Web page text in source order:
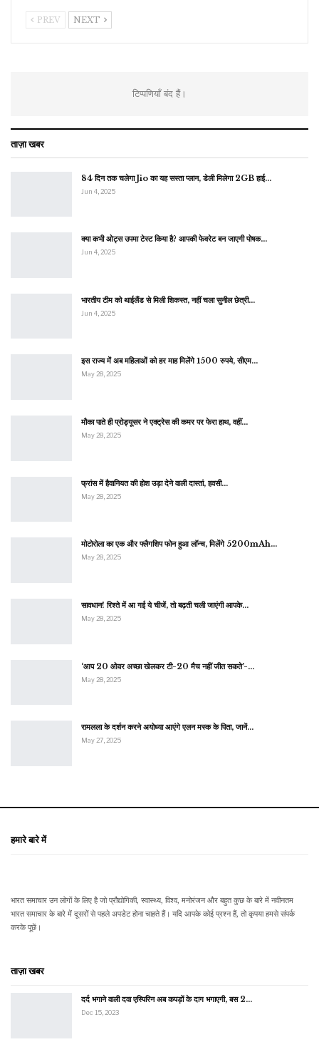
PREV NEXT
टिप्पणियाँ बंद हैं।
ताज़ा खबर
84 दिन तक चलेगा Jio का यह सस्ता प्लान, डेली मिलेगा 2GB हाई…
Jun 4, 2025
क्या कभी ओट्स उपमा टेस्ट किया है? आपकी फेवरेट बन जाएगी पोषक…
Jun 4, 2025
भारतीय टीम को थाईलैंड से मिली शिकस्त, नहीं चला सुनील छेत्री…
Jun 4, 2025
इस राज्य में अब महिलाओं को हर माह मिलेंगे 1500 रुपये, सीएम…
May 28, 2025
मौका पाते ही प्रोड्यूसर ने एक्ट्रेस की कमर पर फेरा हाथ, वहीं…
May 28, 2025
फ्रांस में हैवानियत की होश उड़ा देने वाली दास्तां, हवसी…
May 28, 2025
मोटोरोला का एक और फ्लैगशिप फोन हुआ लॉन्च, मिलेंगे 5200mAh…
May 28, 2025
सावधान! रिश्ते में आ गई ये चीजें, तो बढ़ती चली जाएंगी आपके…
May 28, 2025
‘आप 20 ओवर अच्छा खेलकर टी-20 मैच नहीं जीत सकते’-…
May 28, 2025
रामलला के दर्शन करने अयोध्या आएंगे एलन मस्क के पिता, जानें…
May 27, 2025
हमारे बारे में
भारत समाचार उन लोगों के लिए है जो प्रौद्योगिकी, स्वास्थ्य, विश्व, मनोरंजन और बहुत कुछ के बारे में नवीनतम
भारत समाचार के बारे में दूसरों से पहले अपडेट होना चाहते हैं। यदि आपके कोई प्रश्न हैं, तो कृपया हमसे संपर्क
करके पूछें।
ताज़ा खबर
दर्द भगाने वाली दवा एस्पिरिन अब कपड़ों के दाग भगाएगी, बस 2…
Dec 15, 2023